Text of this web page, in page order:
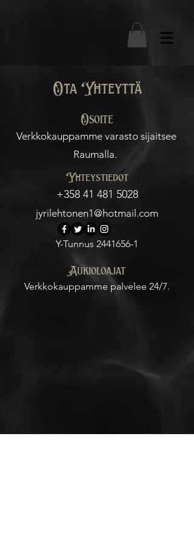
Ota Yhteyttä
Osoite
Verkkokauppamme varasto sijaitsee
Raumalla.
Yhteystiedot
+358 41 481 5028
jyrilehtonen1@hotmail.com
Y-Tunnus 2441656-1
Aukioloajat
Verkkokauppamme palvelee 24/7.